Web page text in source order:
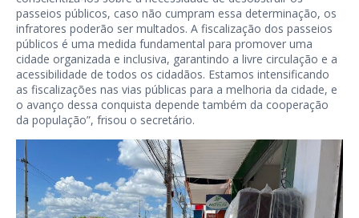
passeios públicos, caso não cumpram essa determinação, os
infratores poderão ser multados. A fiscalização dos passeios
públicos é uma medida fundamental para promover uma
cidade organizada e inclusiva, garantindo a livre circulação e a
acessibilidade de todos os cidadãos. Estamos intensificando
as fiscalizações nas vias públicas para a melhoria da cidade, e
o avanço dessa conquista depende também da cooperação
da população”, frisou o secretário.